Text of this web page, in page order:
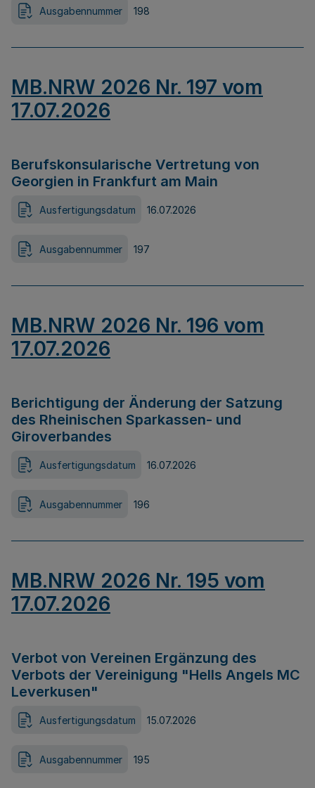
Ausgabennummer 198
MB.NRW 2026 Nr. 197 vom
17.07.2026
Berufskonsularische Vertretung von
Georgien in Frankfurt am Main
Ausfertigungsdatum 16.07.2026
Ausgabennummer 197
MB.NRW 2026 Nr. 196 vom
17.07.2026
Berichtigung der Änderung der Satzung
des Rheinischen Sparkassen- und
Giroverbandes
Ausfertigungsdatum 16.07.2026
Ausgabennummer 196
MB.NRW 2026 Nr. 195 vom
17.07.2026
Verbot von Vereinen Ergänzung des
Verbots der Vereinigung "Hells Angels MC
Leverkusen"
Ausfertigungsdatum 15.07.2026
Ausgabennummer 195